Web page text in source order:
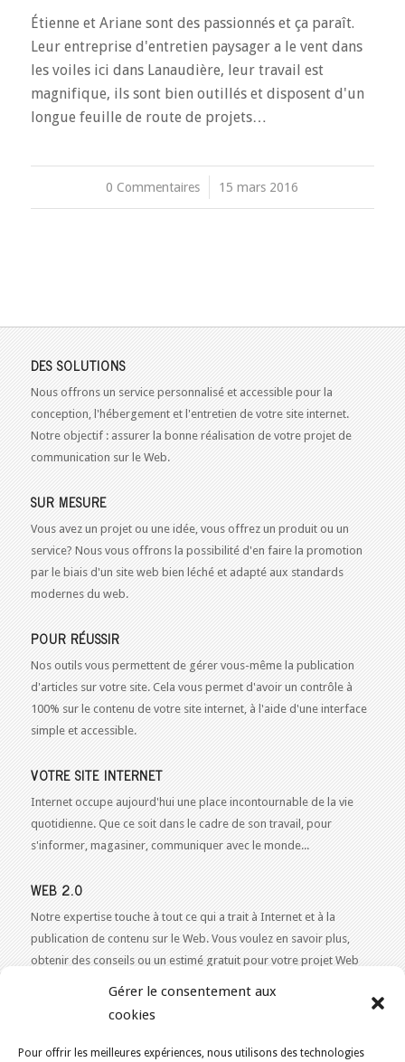
Gérer le consentement aux
cookies
Pour offrir les meilleures expériences, nous utilisons des technologies
Étienne et Ariane sont des passionnés et ça paraît.
Leur entreprise d'entretien paysager a le vent dans
les voiles ici dans Lanaudière, leur travail est
magnifique, ils sont bien outillés et disposent d'un
longue feuille de route de projets…
0 Commentaires
/ 15 mars 2016
DES SOLUTIONS
Nous offrons un service personnalisé et accessible pour la
conception, l'hébergement et l'entretien de votre site internet.
Notre objectif : assurer la bonne réalisation de votre projet de
communication sur le Web.
SUR MESURE
Vous avez un projet ou une idée, vous offrez un produit ou un
service? Nous vous offrons la possibilité d'en faire la promotion
par le biais d'un site web bien léché et adapté aux standards
modernes du web.
POUR RÉUSSIR
Nos outils vous permettent de gérer vous-même la publication
d'articles sur votre site. Cela vous permet d'avoir un contrôle à
100% sur le contenu de votre site internet, à l'aide d'une interface
simple et accessible.
VOTRE SITE INTERNET
Internet occupe aujourd'hui une place incontournable de la vie
quotidienne. Que ce soit dans le cadre de son travail, pour
s'informer, magasiner, communiquer avec le monde...
WEB 2.0
Notre expertise touche à tout ce qui a trait à Internet et à la
publication de contenu sur le Web. Vous voulez en savoir plus,
obtenir des conseils ou un estimé gratuit pour votre projet Web